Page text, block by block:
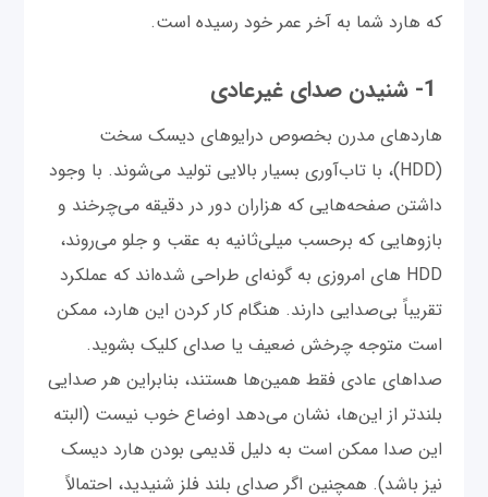
که هارد شما به آخر عمر خود رسیده است.
هاردهای مدرن بخصوص درایوهای دیسک سخت
(HDD)، با تاب‌آوری بسیار بالایی تولید می‌شوند. با وجود
داشتن صفحه‌هایی که هزاران دور در دقیقه می‌چرخند و
بازوهایی که برحسب میلی‌ثانیه به عقب و جلو می‌روند،
HDD های امروزی به گونه‌ای طراحی شده‌اند که عملکرد
تقریباً بی‌صدایی دارند. هنگام کار کردن این هارد، ممکن
است متوجه چرخش ضعیف یا صدای کلیک بشوید.
صداهای عادی فقط همین‌ها هستند، بنابراین هر صدایی
بلندتر از این‌ها، نشان می‌دهد اوضاع خوب نیست (البته
این صدا ممکن است به دلیل قدیمی بودن هارد دیسک
نیز باشد). همچنین اگر صدای بلند فلز شنیدید، احتمالاً